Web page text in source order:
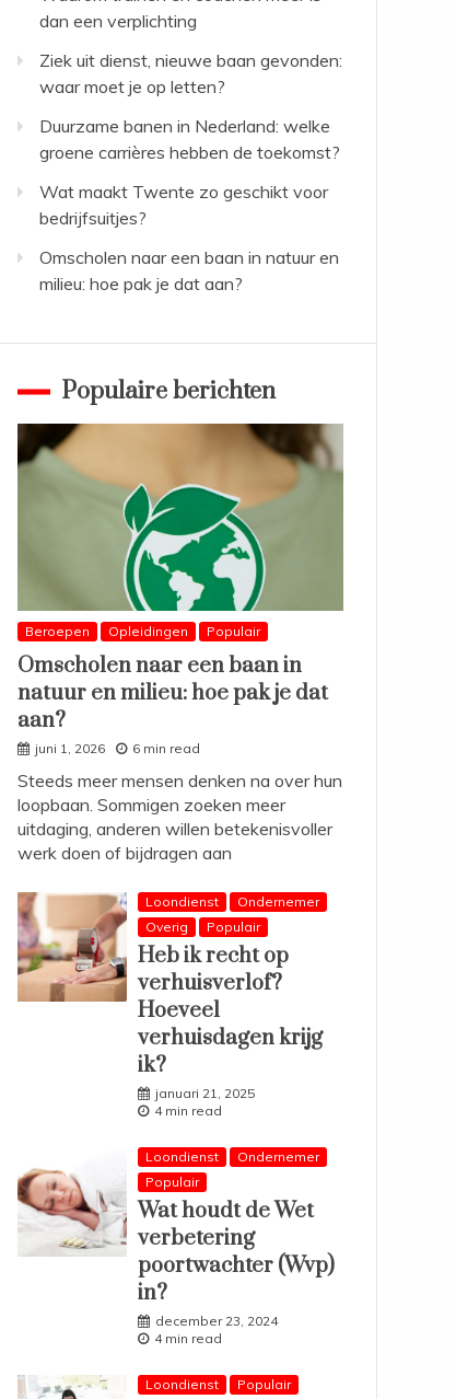
dan een verplichting
Ziek uit dienst, nieuwe baan gevonden:
waar moet je op letten?
Duurzame banen in Nederland: welke
groene carrières hebben de toekomst?
Wat maakt Twente zo geschikt voor
bedrijfsuitjes?
Omscholen naar een baan in natuur en
milieu: hoe pak je dat aan?
Populaire berichten
Beroepen Opleidingen Populair
Omscholen naar een baan in
natuur en milieu: hoe pak je dat
aan?
juni 1, 2026 6 min read
Steeds meer mensen denken na over hun
loopbaan. Sommigen zoeken meer
uitdaging, anderen willen betekenisvoller
werk doen of bijdragen aan
Loondienst
Ondernemer
Overig
Populair
Heb ik recht op
verhuisverlof?
Hoeveel
verhuisdagen krijg
ik?
januari 21, 2025
4 min read
Loondienst
Ondernemer
Populair
Wat houdt de Wet
verbetering
poortwachter (Wvp)
in?
december 23, 2024
4 min read
Loondienst Populair